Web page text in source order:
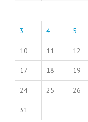
3 4 5
10 11 12
17 18 19
24 25 26
31